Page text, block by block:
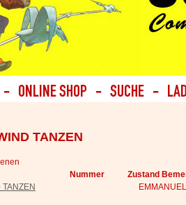
TANZEN
Nummer
Zustand
TANZEN